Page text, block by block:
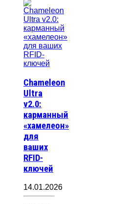
Chameleon
Ultra
v2.0:
карманный
«хамелеон»
для
ваших
RFID-
ключей
14.01.2026